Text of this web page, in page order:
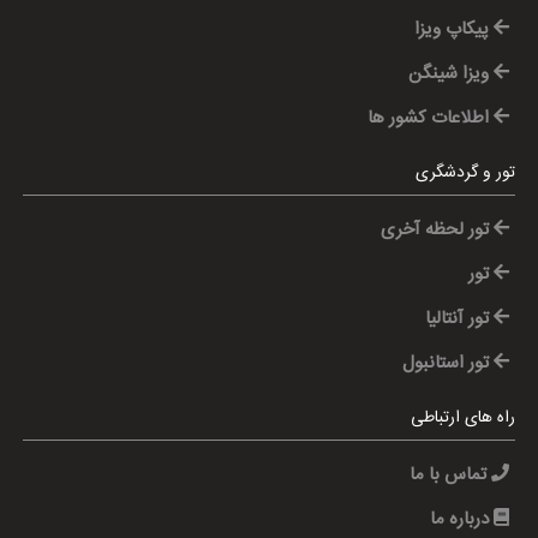
پیکاپ ویزا
ویزا شینگن
اطلاعات کشور ها
تور و گردشگری
تور لحظه آخری
تور
تور آنتالیا
تور استانبول
راه های ارتباطی
تماس با ما
درباره ما